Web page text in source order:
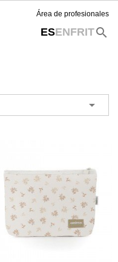
Área de profesionales
ESENFRITsearch
